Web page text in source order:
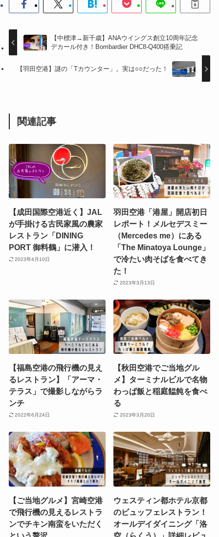
【中標津→新千歳】ANAウイングス創立10周年記念
デカール付き！Bombardier DHC8-Q400搭乗記
【羽田空港】謎の「Tカウンター」。実は○○だった！
関連記事
【成田国際空港近く】JAL
が手掛ける古民家風の農家
レストラン「DINING
PORT 御料鶴」に潜入！
2023年4月10日
羽田空港「港屋」開店初日
レポート！メルセデスミー
（Mercedes me）にある
「The Minatoya Lounge」
で冷たい肉そばを食べてき
た！
2023年3月13日
【福島空港の飛行機の見え
るレストラン】「アーマ・
テラス」で撮影しながらラ
ンチ
2022年6月24日
【秋田空港でご当地グル
メ】ターミナルビルで名物
わっぱ飯と稲庭饂飩を食べ
る
2023年3月20日
【ご当地グルメ】宮崎空港
で飛行機の見えるレストラ
ンでチキン南蛮をいただく
ウェスティン都ホテル京都
のビュッフェレストラン！
オールデイダイニング「洛